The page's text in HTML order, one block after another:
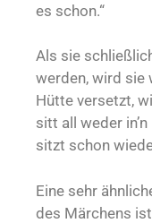
es schon.“
Als sie
werden, wird sie
Hütte versetzt,
sitt all weder
sitzt schon
Eine sehr
des Märchens